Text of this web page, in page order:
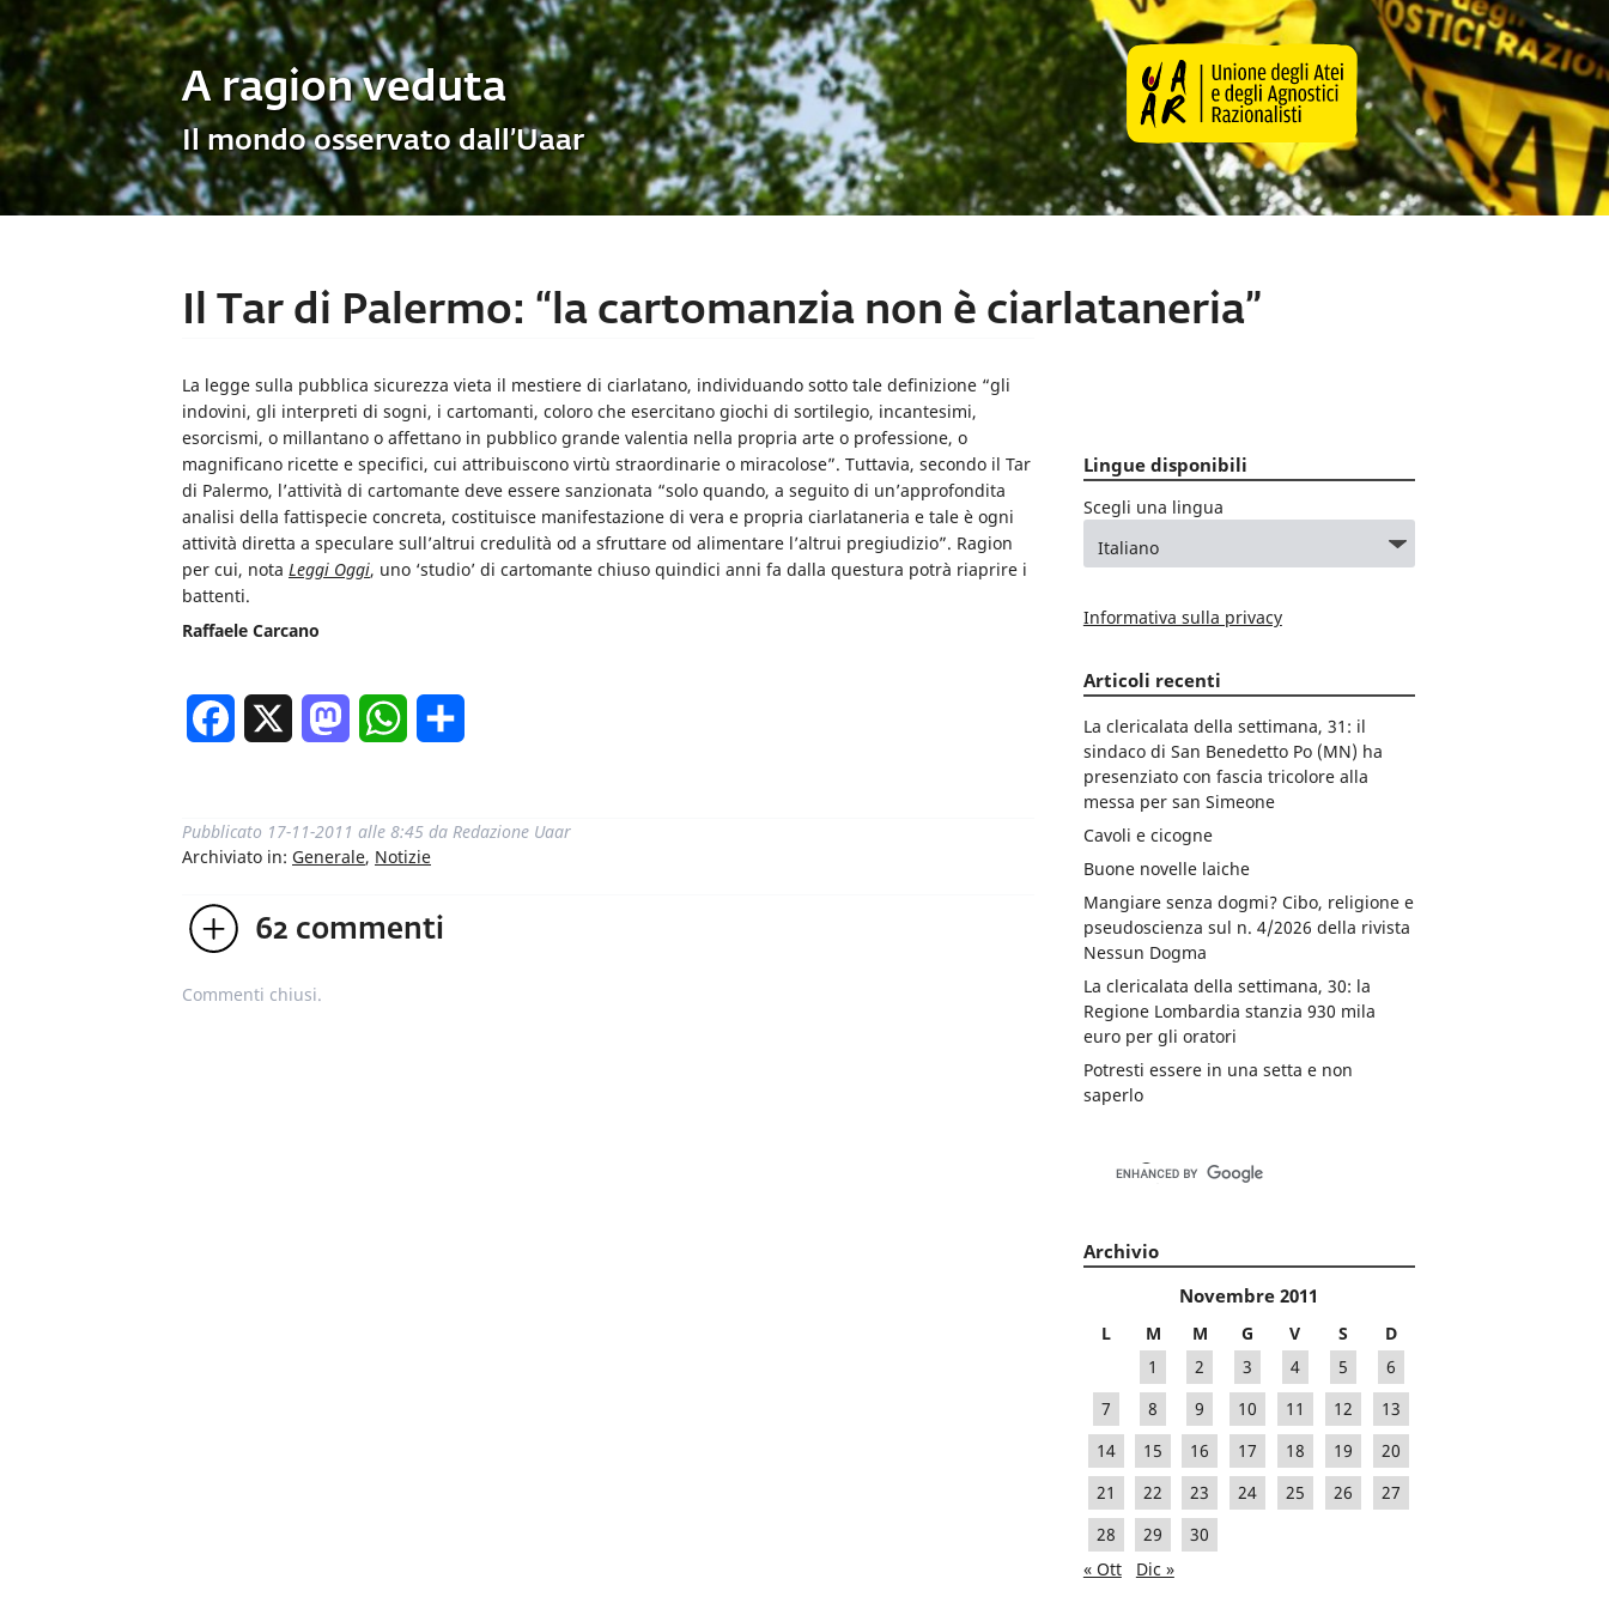
A ragion veduta
Il mondo osservato dall’Uaar
Il Tar di Palermo: “la cartomanzia non è ciarlataneria”
La legge sulla pubblica sicurezza vieta il mestiere di ciarlatano, individuando sotto tale definizione “gli
indovini, gli interpreti di sogni, i cartomanti, coloro che esercitano giochi di sortilegio, incantesimi,
esorcismi, o millantano o affettano in pubblico grande valentia nella propria arte o professione, o
magnificano ricette e specifici, cui attribuiscono virtù straordinarie o miracolose”. Tuttavia, secondo il Tar
di Palermo, l’attività di cartomante deve essere sanzionata “solo quando, a seguito di un’approfondita
analisi della fattispecie concreta, costituisce manifestazione di vera e propria ciarlataneria e tale è ogni
attività diretta a speculare sull’altrui credulità od a sfruttare od alimentare l’altrui pregiudizio”. Ragion
per cui, nota Leggi Oggi, uno ‘studio’ di cartomante chiuso quindici anni fa dalla questura potrà riaprire i
battenti.
Raffaele Carcano
Facebook MastodonWhatsApp
Pubblicato 17-11-2011 alle 8:45 da Redazione Uaar
Archiviato in: Generale, Notizie
62 commenti
Commenti chiusi.
Lingue disponibili
Scegli una lingua
Informativa sulla privacy
Articoli recenti
La clericalata della settimana, 31: il
sindaco di San Benedetto Po (MN) ha
presenziato con fascia tricolore alla
messa per san Simeone
Cavoli e cicogne
Buone novelle laiche
Mangiare senza dogmi? Cibo, religione e
pseudoscienza sul n. 4/2026 della rivista
Nessun Dogma
La clericalata della settimana, 30: la
Regione Lombardia stanzia 930 mila
euro per gli oratori
Potresti essere in una setta e non
saperlo
Archivio
Novembre 2011
L M M G V S
D
1
2 3 4 5
6
7
8 9 10 11 12
13
14
15 16 17 18 19
20
21
22 23 24 25 26
27
28
29
30
« Ott
Dic »